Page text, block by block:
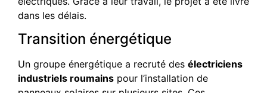
dans les délais.
Transition énergétique
Un groupe énergétique a recruté des électriciens
industriels roumains pour l’installation de